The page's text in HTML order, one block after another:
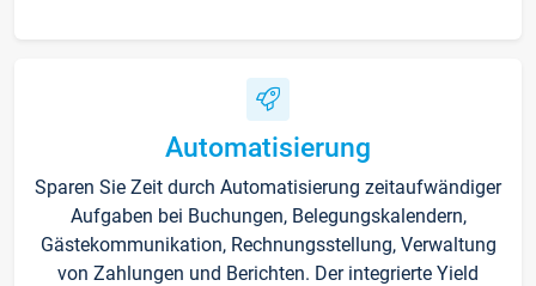
Automatisierung
Sparen Sie Zeit durch Automatisierung zeitaufwändiger
Aufgaben bei Buchungen, Belegungskalendern,
Gästekommunikation, Rechnungsstellung, Verwaltung
von Zahlungen und Berichten. Der integrierte Yield